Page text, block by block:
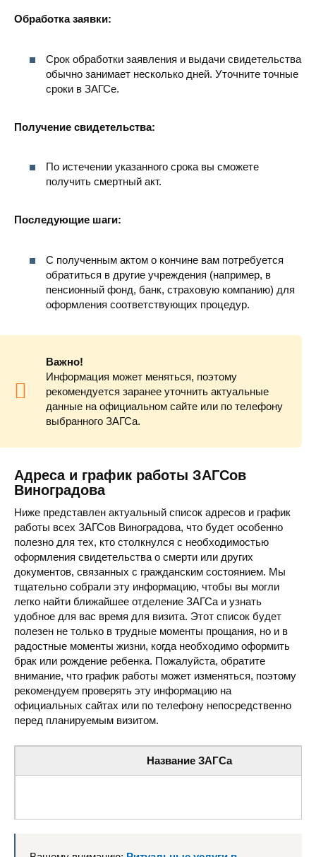
Обработка заявки:
Срок обработки заявления и выдачи свидетельства
обычно занимает несколько дней. Уточните точные
сроки в ЗАГСе.
Получение свидетельства:
По истечении указанного срока вы сможете
получить смертный акт.
Последующие шаги:
С полученным актом о кончине вам потребуется
обратиться в другие учреждения (например, в
пенсионный фонд, банк, страховую компанию) для
оформления соответствующих процедур.
Важно!
Информация может меняться, поэтому
рекомендуется заранее уточнить актуальные
данные на официальном сайте или по телефону
выбранного ЗАГСа.
Адреса и график работы ЗАГСов
Виноградова
Ниже представлен актуальный список адресов и график
работы всех ЗАГСов Виноградова, что будет особенно
полезно для тех, кто столкнулся с необходимостью
оформления свидетельства о смерти или других
документов, связанных с гражданским состоянием. Мы
тщательно собрали эту информацию, чтобы вы могли
легко найти ближайшее отделение ЗАГСа и узнать
удобное для вас время для визита. Этот список будет
полезен не только в трудные моменты прощания, но и в
радостные моменты жизни, когда необходимо оформить
брак или рождение ребенка. Пожалуйста, обратите
внимание, что график работы может изменяться, поэтому
рекомендуем проверять эту информацию на
официальных сайтах или по телефону непосредственно
перед планируемым визитом.
Название ЗАГСа